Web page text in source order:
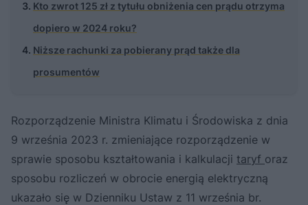
Kto zwrot 125 zł z tytułu obniżenia cen prądu otrzyma
dopiero w 2024 roku?
Niższe rachunki za pobierany prąd także dla
prosumentów
Rozporządzenie Ministra Klimatu i Środowiska z dnia
9 września 2023 r. zmieniające rozporządzenie w
sprawie sposobu kształtowania i kalkulacji taryf oraz
sposobu rozliczeń w obrocie energią elektryczną
ukazało się w Dzienniku Ustaw z 11 września br.